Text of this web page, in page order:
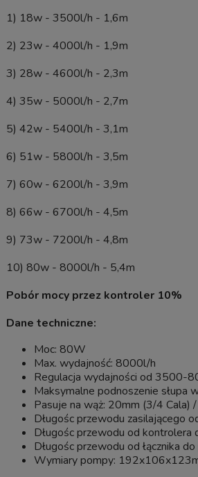
SunSun CPF-2500 Samoczyszczący
UV Sterylizator na Glony UV-C 11W do
6000L
399,00 zł
powiadom o dostępności
1) 18w - 3500l/h - 1,6m
2) 23w - 4000l/h - 1,9m
3) 28w - 4600l/h - 2,3m
4) 35w - 5000l/h - 2,7m
5) 42w - 5400l/h - 3,1m
6) 51w - 5800l/h - 3,5m
7) 60w - 6200l/h - 3,9m
8) 66w - 6700l/h - 4,5m
9) 73w - 7200l/h - 4,8m
10) 80w - 8000l/h - 5,4m
Pobór mocy przez kontroler 10%
Dane techniczne:
Moc: 80W
Max. wydajność: 8000l/h
Regulacja wydajności od 3500-
Maksymalne podnoszenie słupa
Pasuje na wąż: 20mm (3/4
Długośc przewodu zasilającego
Długośc przewodu od kontrolera
Długośc przewodu od łącznika
Wymiary pompy: